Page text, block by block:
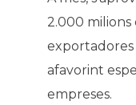
2.000 milions
exportadores
afavorint
empreses.